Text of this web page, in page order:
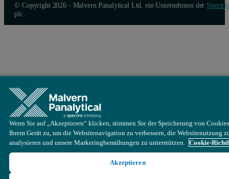
© Copyright 2026 - Malvern Panalytical Ltd, ein Unternehmen der Spectris
plc
Wenn Sie auf „Akzeptieren“ klicken, stimmen Sie der Speicherung von
Ihrem Gerät zu, um die Websitenavigation zu verbessern, die Websitenutzung
analysieren und unsere Marketingbemühungen zu unterstützen. Cookie-
Akzeptieren